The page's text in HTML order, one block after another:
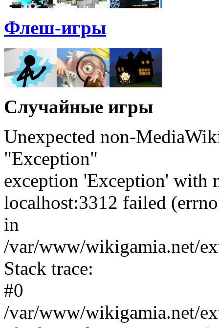
Флеш-игры
Случайные игры
Unexpected non-
"Exception"
exception 'Exception' with
localhost:3312 failed
in
/var/www/wikigamia.net/
Stack trace:
#0
/var/www/wikigamia.net/